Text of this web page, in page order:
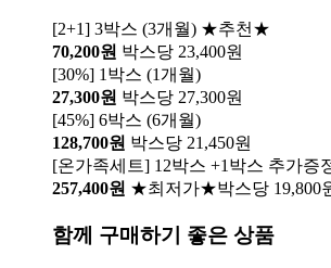
[2+1] 3박스 (3개월) ★추천★
70,200원 박스당 23,400원
[30%] 1박스 (1개월)
27,300원 박스당 27,300원
[45%] 6박스 (6개월)
128,700원 박스당 21,450원
[온가족세트] 12박스 +1박스 추가증
257,400원 ★최저가★박스당 19,800
함께 구매하기 좋은 상품